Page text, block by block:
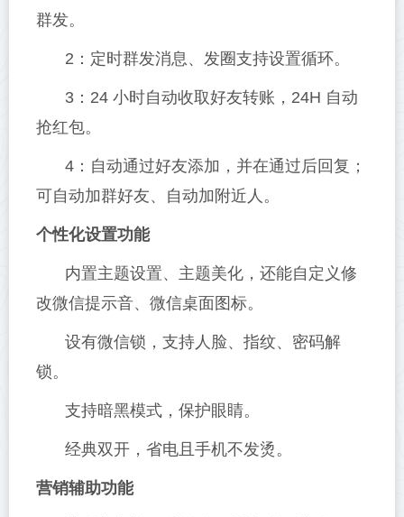
群发。
2：定时群发消息、发圈支持设置循环。
3：24 小时自动收取好友转账，24H 自动
抢红包。
4：自动通过好友添加，并在通过后回复；
可自动加群好友、自动加附近人。
个性化设置功能
内置主题设置、主题美化，还能自定义修
改微信提示音、微信桌面图标。
设有微信锁，支持人脸、指纹、密码解
锁。
支持暗黑模式，保护眼睛。
经典双开，省电且手机不发烫。
营销辅助功能